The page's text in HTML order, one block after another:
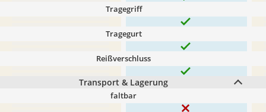
Tragegriff
Tragegurt
Reißverschluss
Transport & Lagerung
faltbar